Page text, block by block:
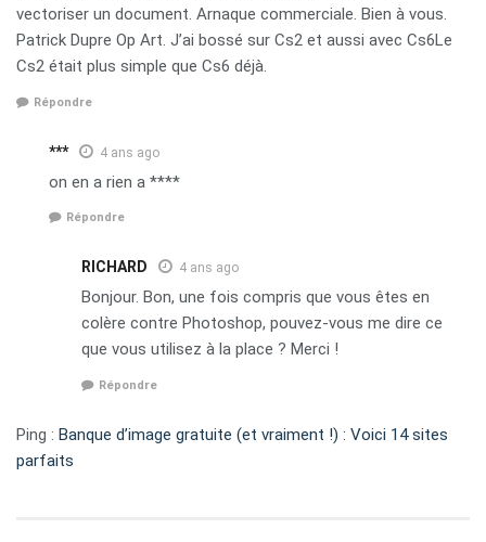
vectoriser un document. Arnaque commerciale. Bien à vous.
Patrick Dupre Op Art. J’ai bossé sur Cs2 et aussi avec Cs6Le
Cs2 était plus simple que Cs6 déjà.
Répondre
*** 4 ans ago
on en a rien a ****
Répondre
RICHARD 4 ans ago
Bonjour. Bon, une fois compris que vous êtes en
colère contre Photoshop, pouvez-vous me dire ce
que vous utilisez à la place ? Merci !
Répondre
Ping : Banque d’image gratuite (et vraiment !) : Voici 14 sites
parfaits